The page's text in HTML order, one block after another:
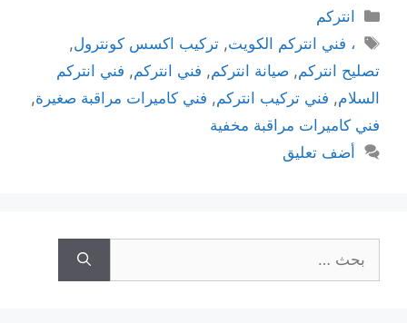
انتركم
، فني انتركم الكويت,تركيب اكسس كونترول,
تصليح انتركم, صيانة انتركم, فني انتركم, فني انتركم
السلام, فني تركيب انتركم, فني كاميرات مراقبة صغيرة,
فني كاميرات مراقبة مخفية
أضف تعليق